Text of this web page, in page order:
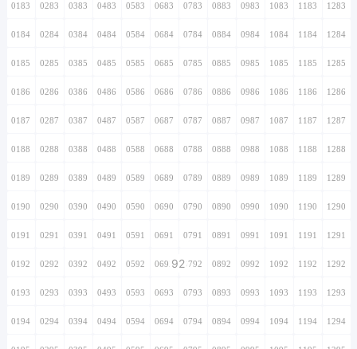
0183 0283 0383 0483 0583 0683 0783 0883 0983 1083 1183 1283
0184 0284 0384 0484 0584 0684 0784 0884 0984 1084 1184 1284
0185 0285 0385 0485 0585 0685 0785 0885 0985 1085 1185 1285
0186 0286 0386 0486 0586 0686 0786 0886 0986 1086 1186 1286
0187 0287 0387 0487 0587 0687 0787 0887 0987 1087 1187 1287
0188 0288 0388 0488 0588 0688 0788 0888 0988 1088 1188 1288
0189 0289 0389 0489 0589 0689 0789 0889 0989 1089 1189 1289
0190 0290 0390 0490 0590 0690 0790 0890 0990 1090 1190 1290
0191 0291 0391 0491 0591 0691 0791 0891 0991 1091 1191 1291
0192 0292 0392 0492 0592 0692920792 0892 0992 1092 1192 1292
0193 0293 0393 0493 0593 0693 0793 0893 0993 1093 1193 1293
0194 0294 0394 0494 0594 0694 0794 0894 0994 1094 1194 1294